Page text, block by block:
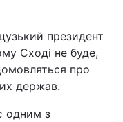
президент
Сході не буде,
про
держав.
одним з